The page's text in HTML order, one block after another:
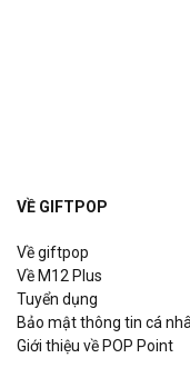
VỀ GIFTPOP
Về giftpop
Về M12 Plus
Tuyển dụng
Bảo mật thông tin cá
Giới thiệu về POP Point